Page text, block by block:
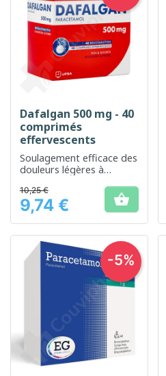
Dafalgan 500 mg - 40
comprimés
effervescents
Soulagement efficace des
douleurs légères à
Prix
10,25 €
9,74 € 
-5%